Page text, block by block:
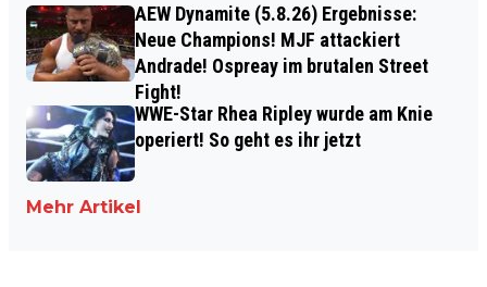
AEW Dynamite (5.8.26) Ergebnisse:
Neue Champions! MJF attackiert
Andrade! Ospreay im brutalen Street
Fight!
WWE-Star Rhea Ripley wurde am Knie
operiert! So geht es ihr jetzt
Mehr Artikel